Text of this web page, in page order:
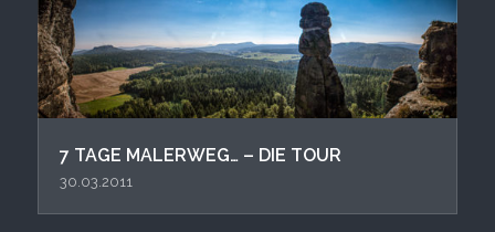
7 TAGE MALERWEG… – DIE TOUR
30.03.2011